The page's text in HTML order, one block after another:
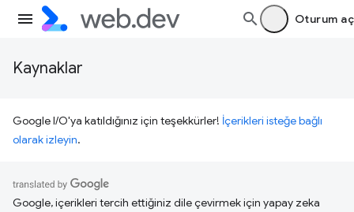
Oturum aç
Kaynaklar
Google I/O'ya katıldığınız için teşekkürler! İçerikleri isteğe bağlı
olarak izleyin.
Google, içerikleri tercih ettiğiniz dile çevirmek için yapay zeka